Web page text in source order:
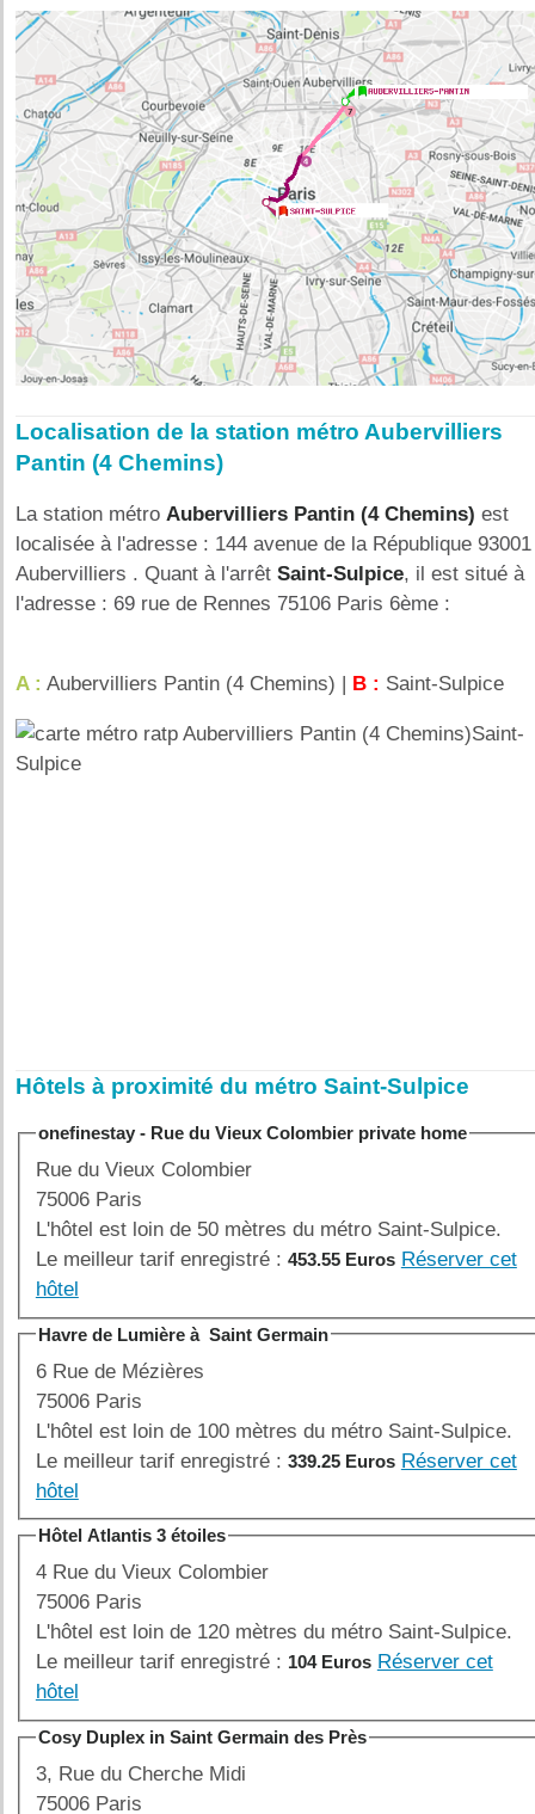
Localisation de la station métro Aubervilliers
Pantin (4 Chemins)
La station métro Aubervilliers Pantin (4 Chemins) est
localisée à l'adresse : 144 avenue de la République 93001
Aubervilliers . Quant à l'arrêt Saint-Sulpice, il est situé à
l'adresse : 69 rue de Rennes 75106 Paris 6ème :
A : Aubervilliers Pantin (4 Chemins) | B : Saint-Sulpice
Hôtels à proximité du métro Saint-Sulpice
onefinestay - Rue du Vieux Colombier private home
Rue du Vieux Colombier
75006 Paris
L'hôtel est loin de 50 mètres du métro Saint-Sulpice.
Le meilleur tarif enregistré : 453.55 Euros Réserver cet
hôtel
Havre de Lumière à Saint Germain
6 Rue de Mézières
75006 Paris
L'hôtel est loin de 100 mètres du métro Saint-Sulpice.
Le meilleur tarif enregistré : 339.25 Euros Réserver cet
hôtel
Hôtel Atlantis 3 étoiles
4 Rue du Vieux Colombier
75006 Paris
L'hôtel est loin de 120 mètres du métro Saint-Sulpice.
Le meilleur tarif enregistré : 104 Euros Réserver cet
hôtel
Cosy Duplex in Saint Germain des Près
3, Rue du Cherche Midi
75006 Paris